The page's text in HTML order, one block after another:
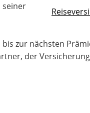
seiner
zur nächsten
der